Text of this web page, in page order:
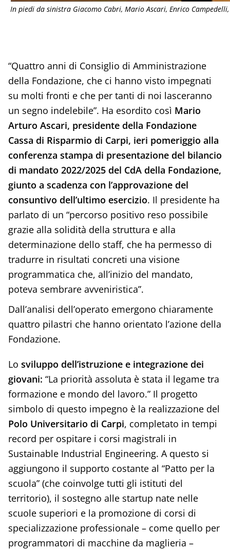
In piedi da sinistra Giacomo Cabri, Mario Ascari, Enrico
“Quattro anni di Consiglio di Amministrazione
della Fondazione, che ci hanno visto impegnati
su molti fronti e che per tanti di noi lasceranno
un segno indelebile”. Ha esordito così Mario
Arturo Ascari, presidente della Fondazione
Cassa di Risparmio di Carpi, ieri pomeriggio alla
conferenza stampa di presentazione del bilancio
di mandato 2022/2025 del CdA della Fondazione,
giunto a scadenza con l’approvazione del
consuntivo dell’ultimo esercizio. Il presidente ha
parlato di un “percorso positivo reso possibile
grazie alla solidità della struttura e alla
determinazione dello staff, che ha permesso di
tradurre in risultati concreti una visione
programmatica che, all’inizio del mandato,
poteva sembrare avveniristica”.
Dall’analisi dell’operato emergono chiaramente
quattro pilastri che hanno orientato l’azione della
Fondazione.
Lo sviluppo dell’istruzione e integrazione dei
giovani: “La priorità assoluta è stata il legame tra
formazione e mondo del lavoro.” Il progetto
simbolo di questo impegno è la realizzazione del
Polo Universitario di Carpi, completato in tempi
record per ospitare i corsi magistrali in
Sustainable Industrial Engineering. A questo si
aggiungono il supporto costante al “Patto per la
scuola” (che coinvolge tutti gli istituti del
territorio), il sostegno alle startup nate nelle
scuole superiori e la promozione di corsi di
specializzazione professionale – come quello per
programmatori di macchine da maglieria –